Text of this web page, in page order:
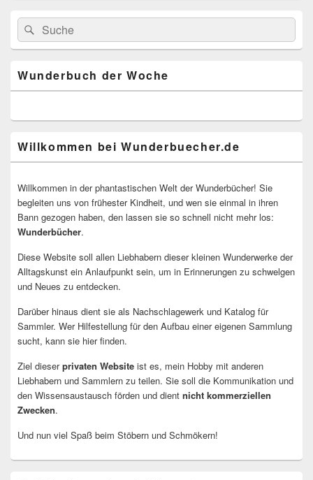
Primärer
Seitenleisten
Widget-
Bereich
Search
for:
Suche
Wunderbuch der Woche
Willkommen bei Wunderbuecher.de
Willkommen in der phantastischen Welt der Wunderbücher! Sie
begleiten uns von frühester Kindheit, und wen sie einmal in ihren
Bann gezogen haben, den lassen sie so schnell nicht mehr los:
Wunderbücher.
Diese Website soll allen Liebhabern dieser kleinen Wunderwerke der
Alltagskunst ein Anlaufpunkt sein, um in Erinnerungen zu schwelgen
und Neues zu entdecken.
Darüber hinaus dient sie als Nachschlagewerk und Katalog für
Sammler. Wer Hilfestellung für den Aufbau einer eigenen Sammlung
sucht, kann sie hier finden.
Ziel dieserprivaten Website ist es, mein Hobby mit anderen
Liebhabern und Sammlern zu teilen. Sie soll die Kommunikation und
den Wissensaustausch förden und dient nicht kommerziellen
Zwecken.
Und nun viel Spaß beim Stöbern und Schmökern!